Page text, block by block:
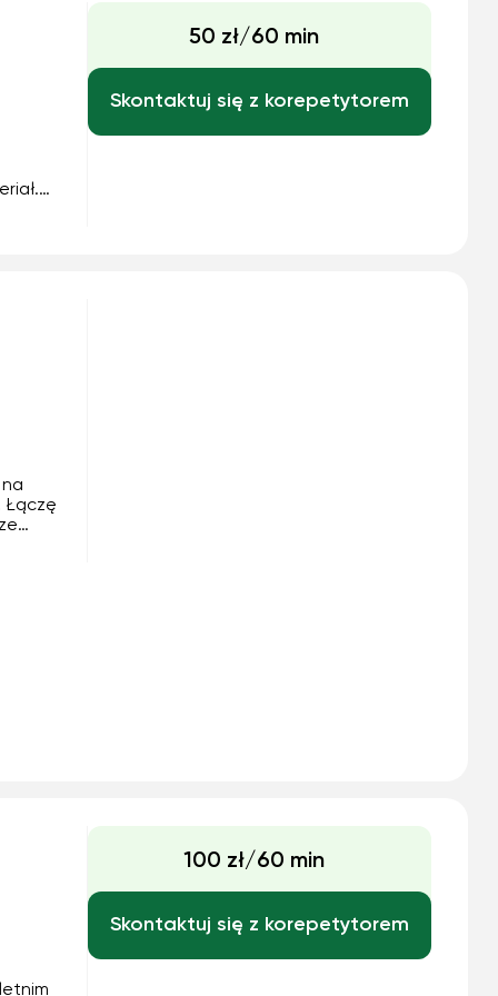
50 zł/60 min
Skontaktuj się z korepetytorem
Łączę
100 zł/60 min
Skontaktuj się z korepetytorem